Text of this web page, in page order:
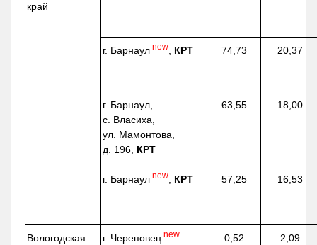
край
г. Барнаул new КРТ 74,73 20,37
г. Барнаул,
с. Власиха,
ул. Мамонтова,
д. 196, КРТ
63,55 18,00
г. Барнаул new КРТ 57,25 16,53
Вологодская
г. Череповец new 0,52 2,09